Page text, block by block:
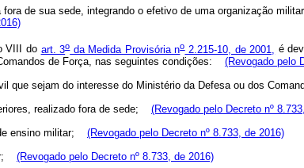
de sua sede, integrando o efetivo de uma organização
VIII do art. 3oda Medida Provisória no2.215-10, de 2001,
é
de Força, nas seguintes condições:
(Revogado pelo
que sejam do interesse do Ministério da Defesa ou dos
realizado fora de sede;
(Revogado pelo Decreto nº
ensino militar;
(Revogado pelo Decreto nº 8.733, de 2016)
(Revogado pelo Decreto nº 8.733, de 2016)